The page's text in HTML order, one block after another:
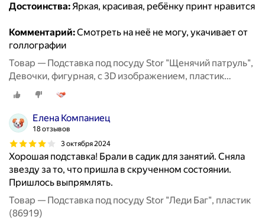
Достоинства:Яркая, красивая, ребёнку принт нравится
Комментарий:Смотреть на неё не могу, укачивает от
голлографии
Товар — Подставка под посуду Stor "Щенячий патруль",
Девочки, фигурная, с 3D изображением, пластик
(86721)
Елена Компаниец
18 отзывов
3 октября 2024
Хорошая подставка! Брали в садик для занятий. Сняла
звезду за то, что пришла в скрученном состоянии.
Пришлось выпрямлять.
Товар — Подставка под посуду Stor "Леди Баг", пластик
(86919)